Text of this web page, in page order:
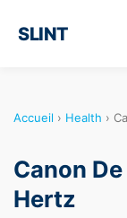
SLINT
Accueil › Health ›
Canon
Hertz